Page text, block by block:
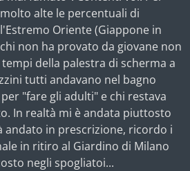
alte le percentuali di
Oriente (Giappone in
non ha provato da giovane non
della palestra di scherma a
tutti andavano nel bagno
"fare gli adulti" e chi restava
In realtà mi è andata piuttosto
andato in prescrizione, ricordo i
in ritiro al Giardino di Milano
negli spogliatoi...